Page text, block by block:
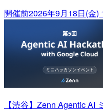
開催前2026年9月18日(金)
【渋谷】Zenn Agentic AI